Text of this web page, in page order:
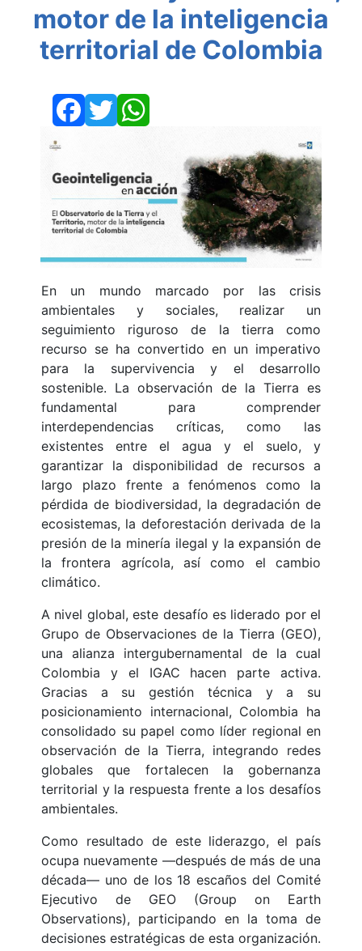
motor de la inteligencia
territorial de Colombia
Facebook
Twitter
En un mundo marcado por las crisis
ambientales y sociales, realizar un
seguimiento riguroso de la tierra como
recurso se ha convertido en un imperativo
para la supervivencia y el desarrollo
sostenible. La observación de la Tierra es
fundamental para comprender
interdependencias críticas, como las
existentes entre el agua y el suelo, y
garantizar la disponibilidad de recursos a
largo plazo frente a fenómenos como la
pérdida de biodiversidad, la degradación de
ecosistemas, la deforestación derivada de la
presión de la minería ilegal y la expansión de
la frontera agrícola, así como el cambio
climático.
A nivel global, este desafío es liderado por el
Grupo de Observaciones de la Tierra (GEO),
una alianza intergubernamental de la cual
Colombia y el IGAC hacen parte activa.
Gracias a su gestión técnica y a su
posicionamiento internacional, Colombia ha
consolidado su papel como líder regional en
observación de la Tierra, integrando redes
globales que fortalecen la gobernanza
territorial y la respuesta frente a los desafíos
ambientales.
Como resultado de este liderazgo, el país
ocupa nuevamente —después de más de una
década— uno de los 18 escaños del Comité
Ejecutivo de GEO (Group on Earth
Observations), participando en la toma de
decisiones estratégicas de esta organización.